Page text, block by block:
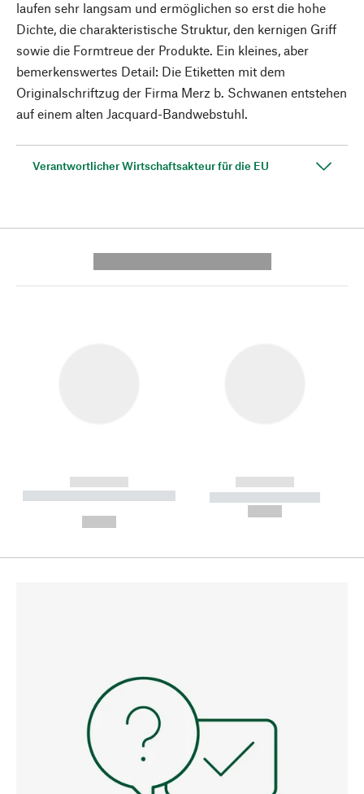
laufen sehr langsam und ermöglichen so erst die hohe
Dichte, die charakteristische Struktur, den kernigen Griff
sowie die Formtreue der Produkte. Ein kleines, aber
bemerkenswertes Detail: Die Etiketten mit dem
Originalschriftzug der Firma Merz b. Schwanen entstehen
auf einem alten Jacquard-Bandwebstuhl.
Verantwortlicher Wirtschaftsakteur für die EU
------------
----------- ----------- --------
------------
----------- -----------